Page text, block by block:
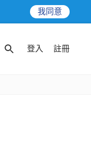
我同意
登入 註冊